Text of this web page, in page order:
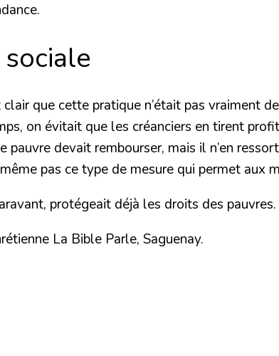
que cette pratique n’était pas vraiment
on évitait que les créanciers en tirent
pauvre devait rembourser, mais il n’en
pas ce type de mesure qui permet aux
protégeait déjà les droits des
La Bible Parle, Saguenay.